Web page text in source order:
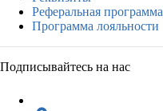
Реферальная программа
Программа лояльности
Подписывайтесь на нас